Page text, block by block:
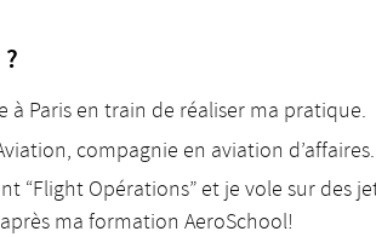
à Paris en train de réaliser ma pratique.
compagnie en aviation d’affaires.
“Flight Opérations” et je vole sur des
ma formation AeroSchool!